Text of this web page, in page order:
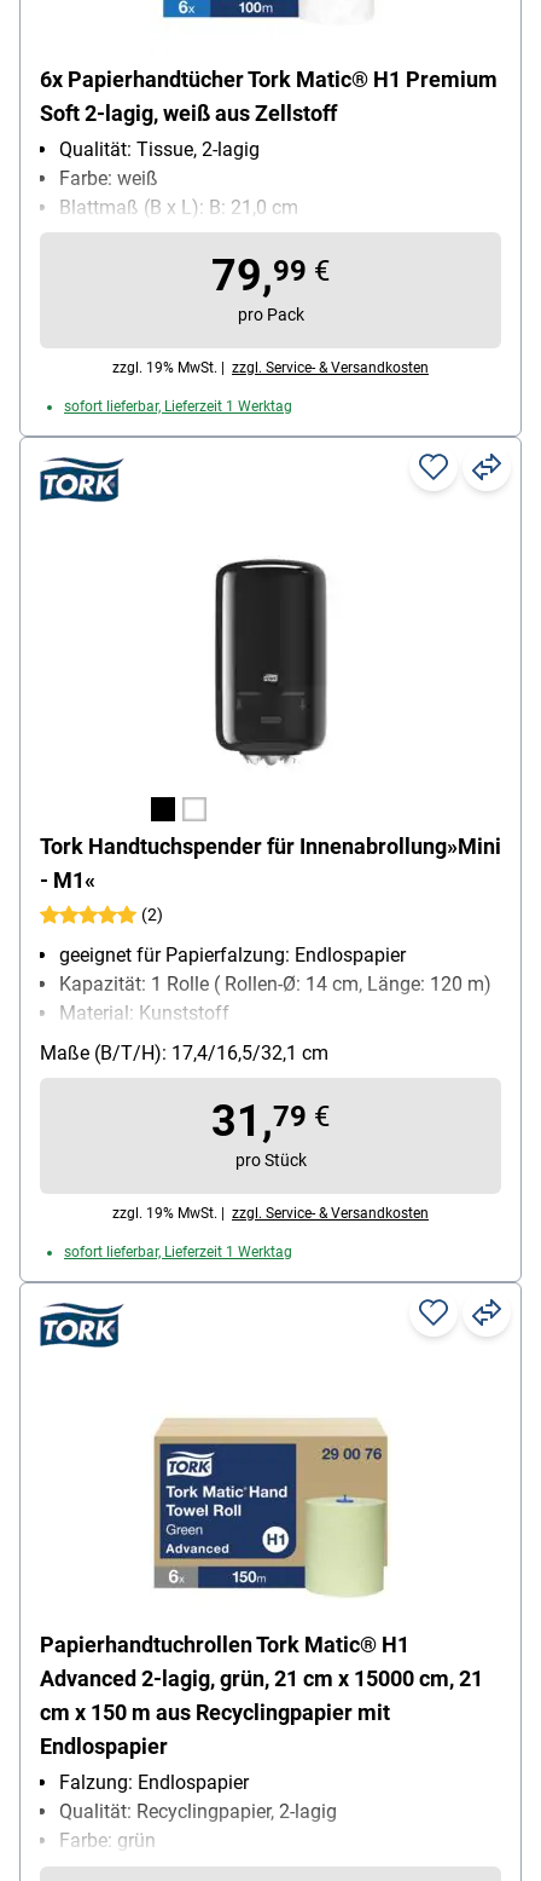
6x Papierhandtücher Tork Matic® H1 Premium
Soft 2-lagig, weiß aus Zellstoff
Qualität: Tissue, 2-lagig
Farbe: weiß
Blattmaß (B x L): B: 21,0 cm
79,99 €
pro Pack
zzgl. 19% MwSt. | zzgl. Service- & Versandkosten
sofort lieferbar, Lieferzeit 1 Werktag
Tork Handtuchspender für Innenabrollung»Mini
- M1«
(2)
geeignet für Papierfalzung: Endlospapier
Kapazität: 1 Rolle ( Rollen-Ø: 14 cm, Länge: 120 m)
Material: Kunststoff
Sichtfenster vorhanden: Ja
abschließbar: Ja
Besonderheiten: schlagfestes Material
Maße (B/T/H): 17,4/16,5/32,1 cm
31,79 €
pro Stück
zzgl. 19% MwSt. | zzgl. Service- & Versandkosten
sofort lieferbar, Lieferzeit 1 Werktag
Papierhandtuchrollen Tork Matic® H1
Advanced 2-lagig, grün, 21 cm x 15000 cm, 21
cm x 150 m aus Recyclingpapier mit
Endlospapier
Falzung: Endlospapier
Qualität: Recyclingpapier, 2-lagig
Farbe: grün
Blattmaß (B x L): 21 cm x 15000 cm